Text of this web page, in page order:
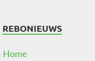
REBONIEUWS
Home